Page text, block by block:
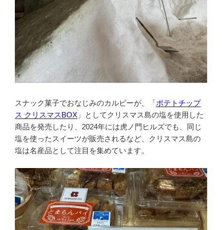
スナック菓子でおなじみのカルビーが、「ポテトチップ
ス クリスマスBOX 」としてクリスマス島の塩を使用した
商品を発売したり、2024年には虎ノ門ヒルズでも、同じ
塩を使ったスイーツが販売されるなど、クリスマス島の
塩は名産品として注目を集めています。